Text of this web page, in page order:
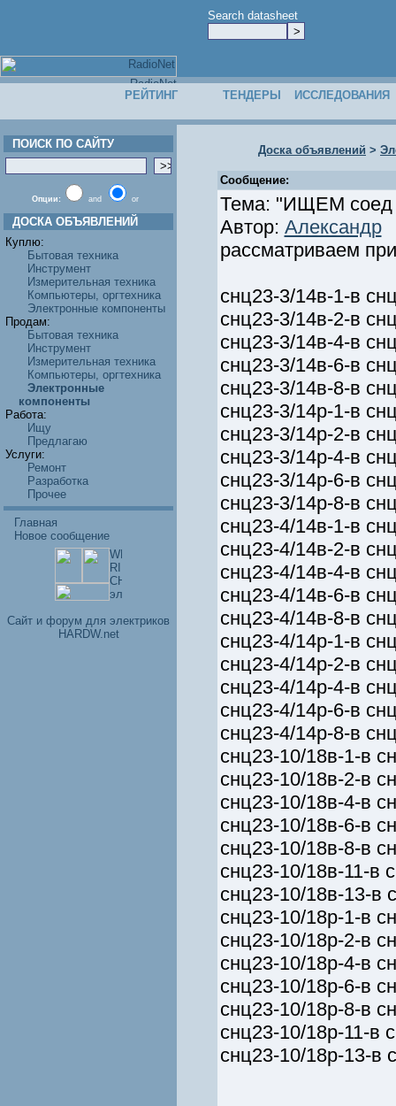
Search datasheet
РЕЙТИНГ ТЕНДЕРЫ ИССЛЕДОВАНИЯ
ПОИСК ПО САЙТУ
Опции: and or
ДОСКА ОБЪЯВЛЕНИЙ
Куплю:
Бытовая техника
Инструмент
Измерительная техника
Компьютеры, оргтехника
Электронные компоненты
Продам:
Бытовая техника
Инструмент
Измерительная техника
Компьютеры, оргтехника
Электронные
компоненты
Работа:
Ищу
Предлагаю
Услуги:
Ремонт
Разработка
Прочее
Главная
Новое сообщение
Cайт и форум для электриков
HARDW.net
Доска объявлений >
Сообщение:
Тема: "ИЩЕМ соед
Автор: Александр
рассматриваем
снц23-3/14в-1-в
снц23-3/14в-2-в
снц23-3/14в-4-в
снц23-3/14в-6-в
снц23-3/14в-8-в
снц23-3/14р-1-в
снц23-3/14р-2-в
снц23-3/14р-4-в
снц23-3/14р-6-в
снц23-3/14р-8-в
снц23-4/14в-1-в
снц23-4/14в-2-в
снц23-4/14в-4-в
снц23-4/14в-6-в
снц23-4/14в-8-в
снц23-4/14р-1-в
снц23-4/14р-2-в
снц23-4/14р-4-в
снц23-4/14р-6-в
снц23-4/14р-8-в
снц23-10/18в-1-в
снц23-10/18в-2-в
снц23-10/18в-4-в
снц23-10/18в-6-в
снц23-10/18в-8-в
снц23-10/18в-11-в
снц23-10/18в-13-в
снц23-10/18р-1-в
снц23-10/18р-2-в
снц23-10/18р-4-в
снц23-10/18р-6-в
снц23-10/18р-8-в
снц23-10/18р-11-в
снц23-10/18р-13-в